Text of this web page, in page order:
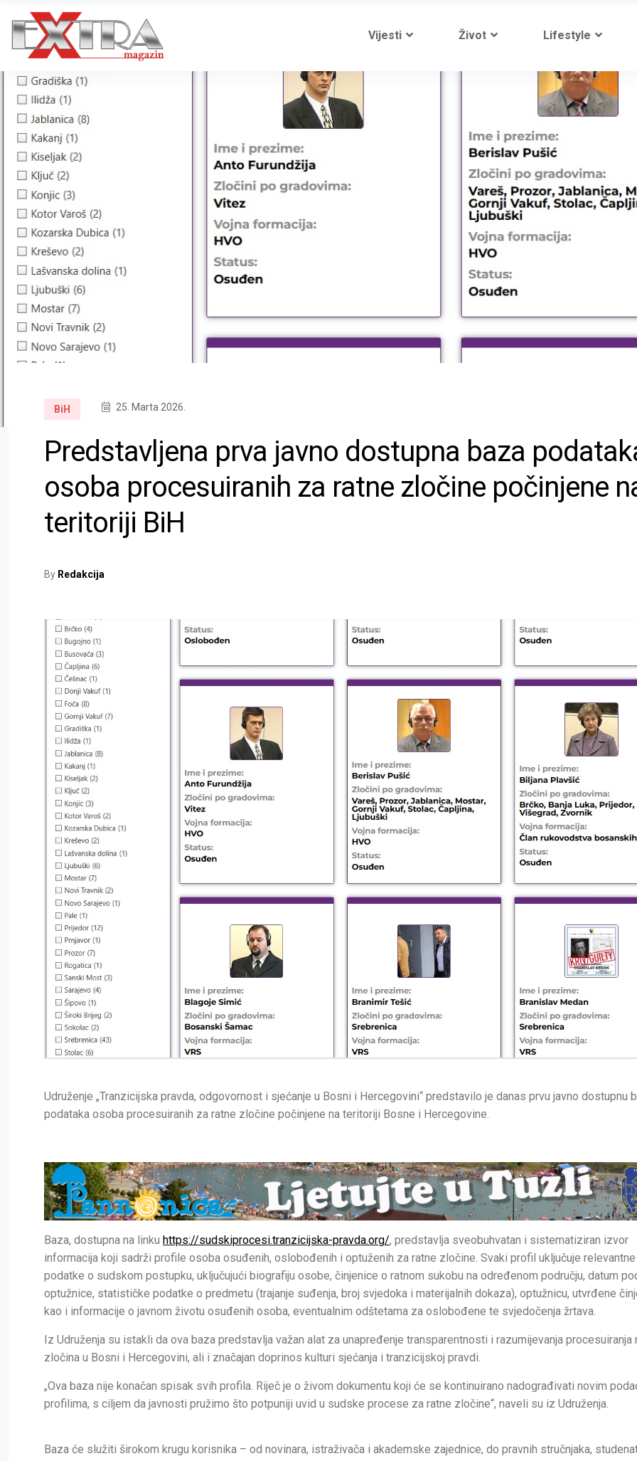
Vijesti Život Lifestyle
BiH 25. Marta 2026.
Predstavljena prva javno dostupna baza
osoba procesuiranih za ratne zločine počinjene
teritoriji BiH
By Redakcija
Udruženje „Tranzicijska pravda, odgovornost i sjećanje u Bosni i Hercegovini“ predstavilo je danas prvu javno dostupnu
podataka osoba procesuiranih za ratne zločine počinjene na teritoriji Bosne i Hercegovine.
Baza, dostupna na linku https://sudskiprocesi.tranzicijska-pravda.org/, predstavlja sveobuhvatan i sistematiziran izvor
informacija koji sadrži profile osoba osuđenih, oslobođenih i optuženih za ratne zločine. Svaki profil uključuje relevantne
podatke o sudskom postupku, uključujući biografiju osobe, činjenice o ratnom sukobu na određenom području, datum
optužnice, statističke podatke o predmetu (trajanje suđenja, broj svjedoka i materijalnih dokaza), optužnicu, utvrđene
kao i informacije o javnom životu osuđenih osoba, eventualnim odštetama za oslobođene te svjedočenja žrtava.
Iz Udruženja su istakli da ova baza predstavlja važan alat za unapređenje transparentnosti i razumijevanja procesuiranja
zločina u Bosni i Hercegovini, ali i značajan doprinos kulturi sjećanja i tranzicijskoj pravdi.
„Ova baza nije konačan spisak svih profila. Riječ je o živom dokumentu koji će se kontinuirano nadograđivati novim
profilima, s ciljem da javnosti pružimo što potpuniji uvid u sudske procese za ratne zločine“, naveli su iz Udruženja.
Baza će služiti širokom krugu korisnika – od novinara, istraživača i akademske zajednice, do pravnih stručnjaka,